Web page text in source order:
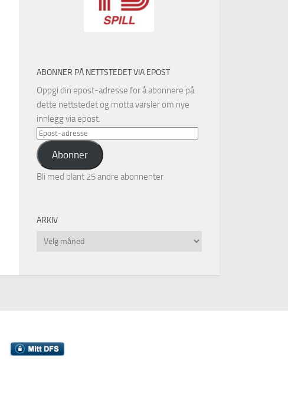
ABONNER PÅ NETTSTEDET VIA EPOST
Oppgi din epost-adresse for å abonnere på
dette nettstedet og motta varsler om nye
innlegg via epost.
Epost-
adresse
Abonner
Bli med blant 25 andre abonnenter
ARKIV
Arkiv